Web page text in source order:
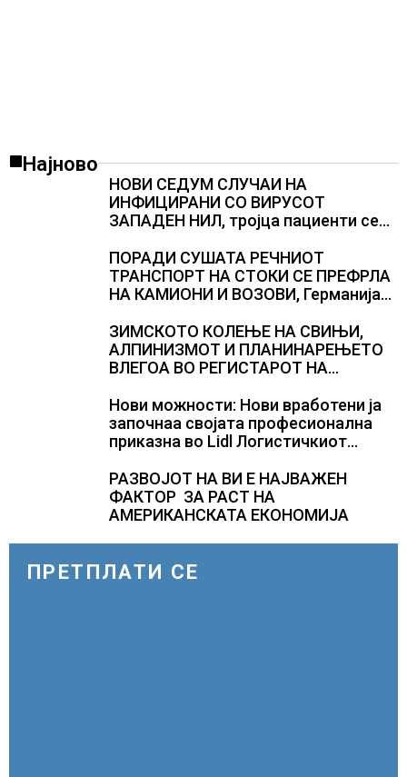
Најново
НОВИ СЕДУМ СЛУЧАИ НА
ИНФИЦИРАНИ СО ВИРУСОТ
ЗАПАДЕН НИЛ, тројца пациенти се
ПОРАДИ СУШАТА РЕЧНИОТ
ТРАНСПОРТ НА СТОКИ СЕ ПРЕФРЛА
НА КАМИОНИ И ВОЗОВИ, Германија
камионџиите да возат и во недела
ЗИМСКОТО КОЛЕЊЕ НА СВИЊИ,
АЛПИНИЗМОТ И ПЛАНИНАРЕЊЕТО
ВЛЕГОА ВО РЕГИСТАРОТ НА
СЛОВЕНИЈА
Нови можности: Нови вработени ја
започнаа својата професионална
приказна во Lidl Логистичкиот
РАЗВОЈОТ НА ВИ Е НАЈВАЖЕН
ФАКТОР ЗА РАСТ НА
АМЕРИКАНСКАТА ЕКОНОМИЈА
ПРЕТПЛАТИ СЕ